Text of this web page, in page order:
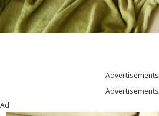
Advertisements
Advertisements
Ad